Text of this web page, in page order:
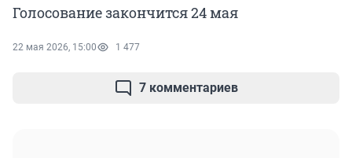
Голосование закончится 24 мая
22 мая 2026, 15:00 1 477
7 комментариев